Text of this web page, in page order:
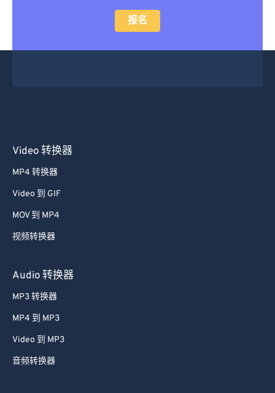
报名
Video 转换器
MP4 转换器
Video 到 GIF
MOV 到 MP4
视频转换器
Audio 转换器
MP3 转换器
MP4 到 MP3
Video 到 MP3
音频转换器